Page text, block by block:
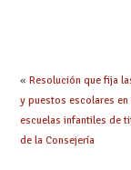
« Resolución que fija
y puestos escolares en
escuelas infantiles de
de la Consejería